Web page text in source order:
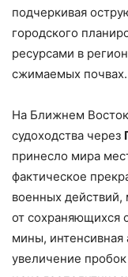
подчеркивая
городского
ресурсами в
сжимаемых почвах.
На Ближнем
судоходства через
принесло мира
фактическое
военных действий,
от сохраняющихся
мины, интенсивная
увеличение